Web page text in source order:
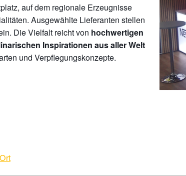
auf dem regionale Erzeugnisse
Ausgewählte Lieferanten stellen
Die Vielfalt reicht von hochwertigen
Inspirationen aus aller Welt
und Verpflegungskonzepte.